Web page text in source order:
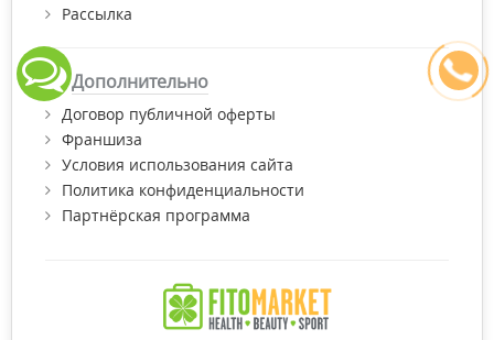
Рассылка
Дополнительно
Договор публичной оферты
Франшиза
Условия использования сайта
Политика конфиденциальности
Партнёрская программа